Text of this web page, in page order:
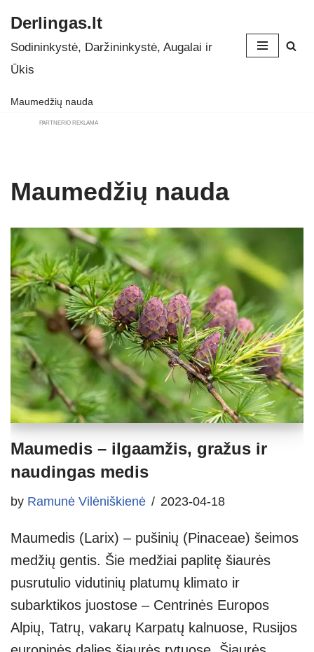
Skip
to
Derlingas.lt
Sodininkystė, Daržininkystė, Augalai ir
Ūkis
Maumedžių nauda
PARTNERIO REKLAMA
Maumedžių nauda
Maumedis – ilgaamžis, gražus ir
naudingas medis
by Ramunė Vilėniškienė 2023-04-18
Maumedis (Larix) – pušinių (Pinaceae) šeimos
medžių gentis. Šie medžiai paplitę šiaurės
pusrutulio vidutinių platumų klimato ir
subarktikos juostose – Centrinės Europos
Alpių, Tatrų, vakarų Karpatų kalnuose, Rusijos